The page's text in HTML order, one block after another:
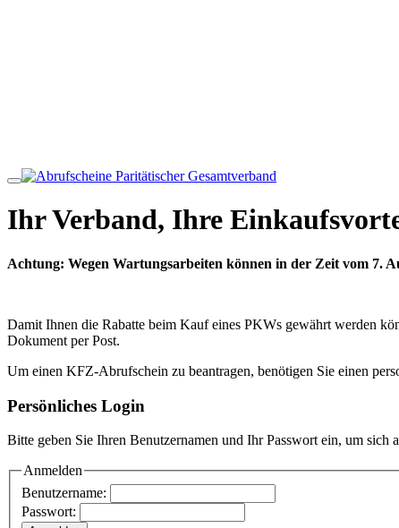
Ihr Verband, Ihre
Achtung: Wegen Wartungsarbeiten können in der Zeit vom 7.
Damit Ihnen die Rabatte beim Kauf eines PKWs gewährt werden
Dokument per Post.
Um einen KFZ-Abrufschein zu beantragen, benötigen Sie einen
Persönliches Login
Bitte geben Sie Ihren Benutzernamen und Ihr Passwort ein, um sich
Anmelden
Benutzername:
Passwort: